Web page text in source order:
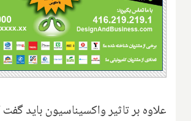
علاوه بر تاثیر واکسیناسیون باید